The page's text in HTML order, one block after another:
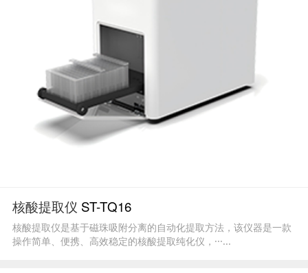
核酸提取仪 ST-TQ16
核酸提取仪是基于磁珠吸附分离的自动化提取方法，该仪器是一款
操作简单、便携、高效稳定的核酸提取纯化仪，···...